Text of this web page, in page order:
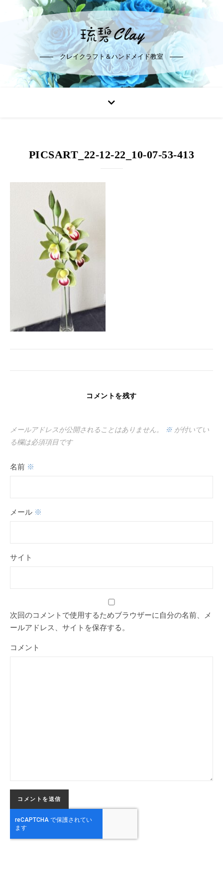
クレイクラフト＆ハンドメイド教室
PICSART_22-12-22_10-07-53-413
コメントを残す
メールアドレスが公開されることはありません。 ※ が付いてい
る欄は必須項目です
名前 ※
メール ※
サイト
次回のコメントで使用するためブラウザーに自分の名前、メ
ールアドレス、サイトを保存する。
コメント